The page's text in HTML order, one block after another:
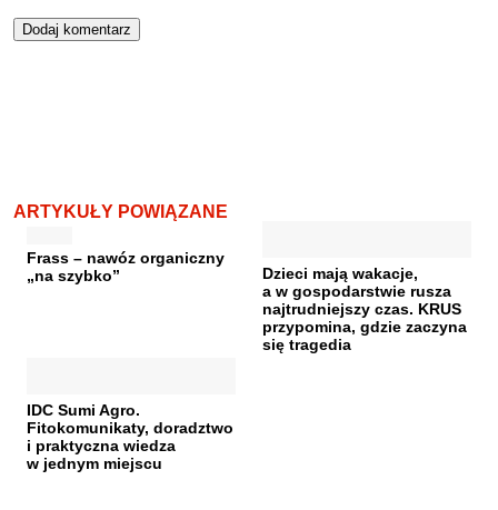
ARTYKUŁY POWIĄZANE
Frass – nawóz organiczny
„na szybko”
Dzieci mają wakacje,
a w gospodarstwie rusza
najtrudniejszy czas. KRUS
przypomina, gdzie zaczyna
się tragedia
IDC Sumi Agro.
Fitokomunikaty, doradztwo
i praktyczna wiedza
w jednym miejscu